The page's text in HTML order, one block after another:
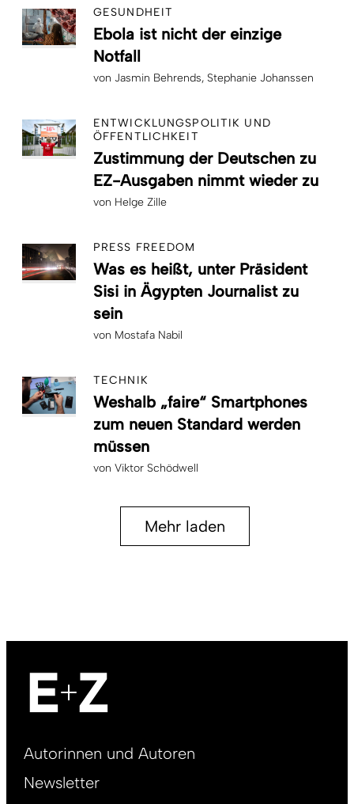
GESUNDHEIT
Ebola ist nicht der einzige
Notfall
von Jasmin Behrends Stephanie Johanssen
ENTWICKLUNGSPOLITIK UND
ÖFFENTLICHKEIT
Zustimmung der Deutschen zu
EZ-Ausgaben nimmt wieder zu
von Helge Zille
PRESS FREEDOM
Was es heißt, unter Präsident
Sisi in Ägypten Journalist zu
sein
von Mostafa Nabil
TECHNIK
Weshalb „faire“ Smartphones
zum neuen Standard werden
müssen
von Viktor Schödwell
Mehr laden
Footer
DE
Autorinnen und Autoren
Newsletter